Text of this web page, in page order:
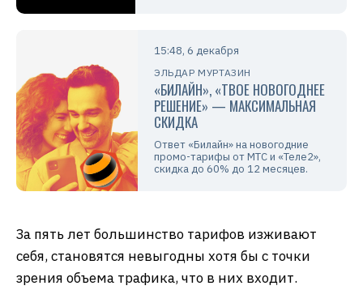
15:48, 6 декабря
ЭЛЬДАР МУРТАЗИН
«БИЛАЙН», «ТВОЕ НОВОГОДНЕЕ
РЕШЕНИЕ» — МАКСИМАЛЬНАЯ
СКИДКА
Ответ «Билайн» на новогодние
промо-тарифы от МТС и «Теле2»,
скидка до 60% до 12 месяцев.
За пять лет большинство тарифов изживают
себя, становятся невыгодны хотя бы с точки
зрения объема трафика, что в них входит.